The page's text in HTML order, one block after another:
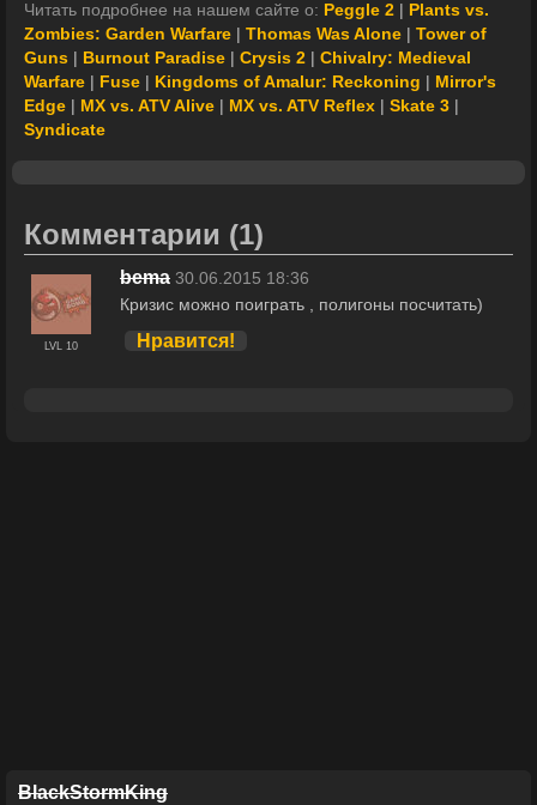
Читать подробнее на нашем сайте о: Peggle 2
Plants vs.
Zombies: Garden Warfare
Thomas Was Alone
Tower of
Guns
Burnout Paradise Crysis 2
Chivalry: Medieval
Warfare
Fuse Kingdoms of Amalur: Reckoning
Mirror's
Edge
MX vs. ATV Alive MX vs. ATV Reflex Skate 3
Syndicate
Комментарии (1)
LVL 10
bema 30.06.2015 18:36
Кризис можно поиграть , полигоны посчитать)
Нравится!
BlackStormKing